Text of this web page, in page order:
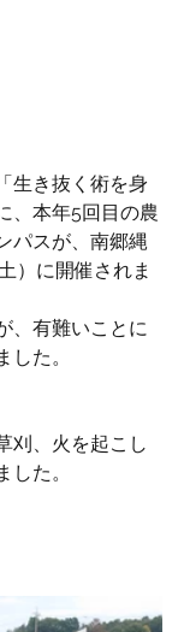
生き抜く術を身
、本年5回目の農
パスが、南郷縄
）に開催されま
、有難いことに
た。
刈、火を起こし
た。